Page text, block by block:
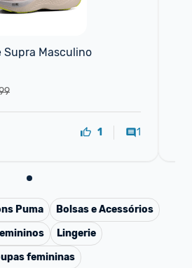
Supra Masculino
1 1
Puma
Bolsas e Acessórios
Lingerie
femininas